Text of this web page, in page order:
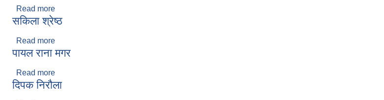
Read more
सकिला श्रेष्ठ
Read more
पायल राना मगर
Read more
दिपक निरौला